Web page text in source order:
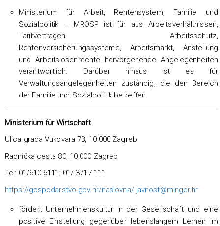
Ministerium für Arbeit, Rentensystem, Familie und
Sozialpolitik – MROSP ist für aus Arbeitsverhältnissen,
Tarifverträgen, Arbeitsschutz,
Rentenversicherungssysteme, Arbeitsmarkt, Anstellung
und Arbeitslosenrechte hervorgehende Angelegenheiten
verantwortlich. Darüber hinaus ist es für
Verwaltungsangelegenheiten zuständig, die den Bereich
der Familie und Sozialpolitik betreffen.
Ministerium für Wirtschaft
Ulica grada Vukovara 78, 10 000 Zagreb
Radnička cesta 80, 10 000 Zagreb
Tel: 01/610 6111; 01/ 3717 111
https://gospodarstvo.gov.hr/naslovna/ javnost@mingor.hr
fördert Unternehmenskultur in der Gesellschaft und eine
positive Einstellung gegenüber lebenslangem Lernen im